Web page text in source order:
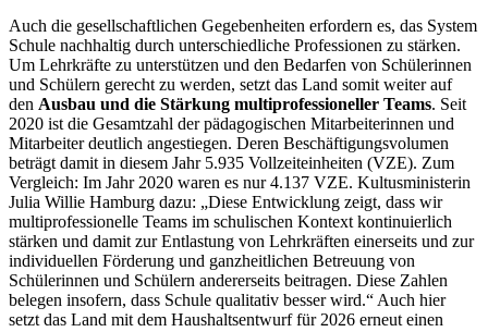
Auch die gesellschaftlichen Gegebenheiten erfordern es, das System
Schule nachhaltig durch unterschiedliche Professionen zu stärken.
Um Lehrkräfte zu unterstützen und den Bedarfen von Schülerinnen
und Schülern gerecht zu werden, setzt das Land somit weiter auf
den Ausbau und die Stärkung multiprofessioneller Teams. Seit
2020 ist die Gesamtzahl der pädagogischen Mitarbeiterinnen und
Mitarbeiter deutlich angestiegen. Deren Beschäftigungsvolumen
beträgt damit in diesem Jahr 5.935 Vollzeiteinheiten (VZE). Zum
Vergleich: Im Jahr 2020 waren es nur 4.137 VZE. Kultusministerin
Julia Willie Hamburg dazu: „Diese Entwicklung zeigt, dass wir
multiprofessionelle Teams im schulischen Kontext kontinuierlich
stärken und damit zur Entlastung von Lehrkräften einerseits und zur
individuellen Förderung und ganzheitlichen Betreuung von
Schülerinnen und Schülern andererseits beitragen. Diese Zahlen
belegen insofern, dass Schule qualitativ besser wird.“ Auch hier
setzt das Land mit dem Haushaltsentwurf für 2026 erneut einen